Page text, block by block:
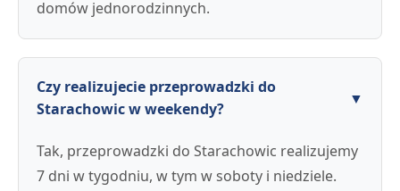
domów jednorodzinnych.
Czy realizujecie przeprowadzki do
Starachowic w weekendy?
▼
Tak, przeprowadzki do Starachowic realizujemy
7 dni w tygodniu, w tym w soboty i niedziele.